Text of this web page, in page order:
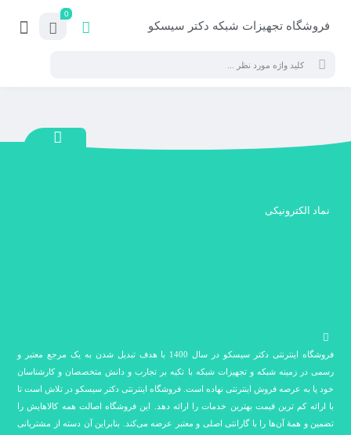
فروشگاه تجهیزات شبکه دکتر سیسکو
0
نماد الکترونیکی
فروشگاه اینترنتی دکتر سیسکو در سال 1400 با هدف تبدیل شدن به یک مرجع معتبر و
رسمی در زمینه شبکه و تجهیزات شبکه با تکیه بر تجارب و دانش متخصصان و کارشناسان
خود پا به عرصه فروش اینترنتی نهاده است. فروشگاه اینترنتی دکتر سیسکو در تلاش است تا
با ارائه کم ترین قیمت بهترین خدمات را ارائه دهد. این فروشگاه اصالت همه کالاهایش را
تضمین و همۀ آن‌ها را با گارانتی اصلی و معتبر عرضه می‌کند. بنابراین آن دسته از مشتریانی